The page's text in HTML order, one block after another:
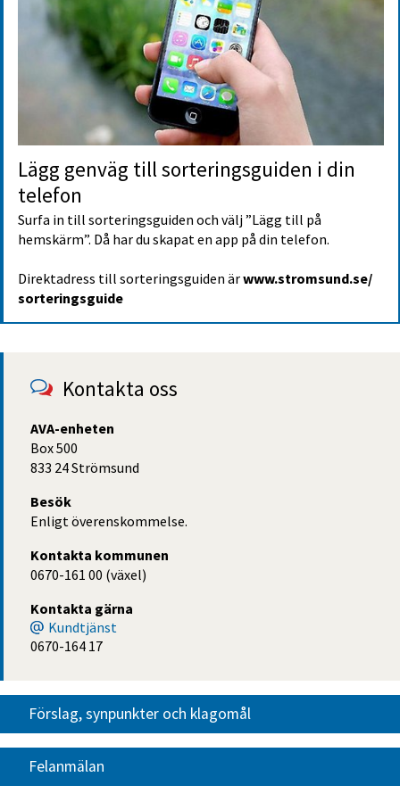
Lägg genväg till sorterings­guiden i din
telefon
Surfa in till sorteringsguiden och välj ”Lägg till på
hemskärm”. Då har du skapat en app på din telefon.
Direktadress till sorteringsguiden är www.stromsund.se/
sorteringsguide
Kontakta oss
AVA-enheten
Box 500
833 24 Strömsund
Besök
Enligt överenskommelse.
Kontakta kommunen
0670-161 00 (växel)
Kontakta gärna
Kundtjänst
0670-164 17
Förslag, synpunkter och klagomål
Felanmälan